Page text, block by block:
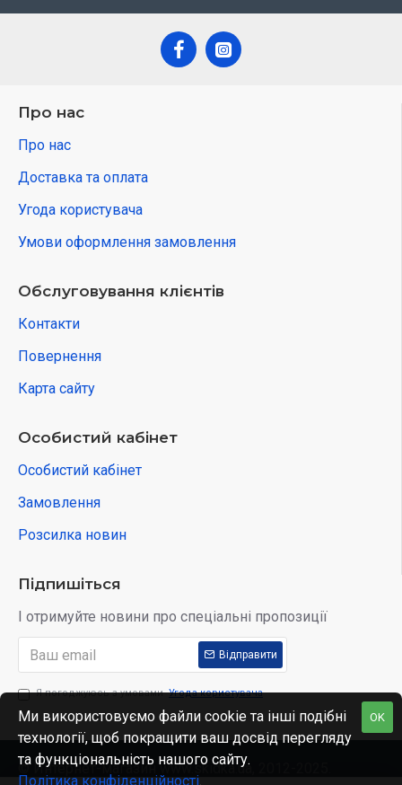
Про нас
Про нас
Доставка та оплата
Угода користувача
Умови оформлення замовлення
Обслуговування клієнтів
Контакти
Повернення
Карта сайту
Особистий кабінет
Особистий кабінет
Замовлення
Розсилка новин
Підпишіться
І отримуйте новини про спеціальні пропозиції
Відправити
Я погоджуюсь з умовами Угода користувача
© Интернет-магазин www.skidka.ua, 2012-2025.
OK
Ми використовуємо файли cookie та інші подібні
технології, щоб покращити ваш досвід перегляду
та функціональність нашого сайту.
Політика конфіденційності.